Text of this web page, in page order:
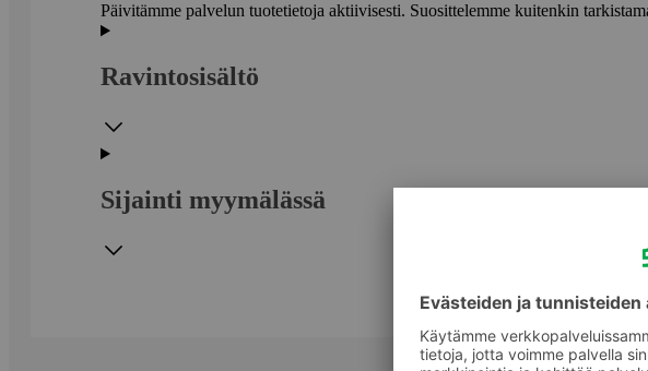
Päivitämme palvelun tuotetietoja aktiivisesti. Suosittelemme kuitenkin
Ravintosisältö
Sijainti myymälässä